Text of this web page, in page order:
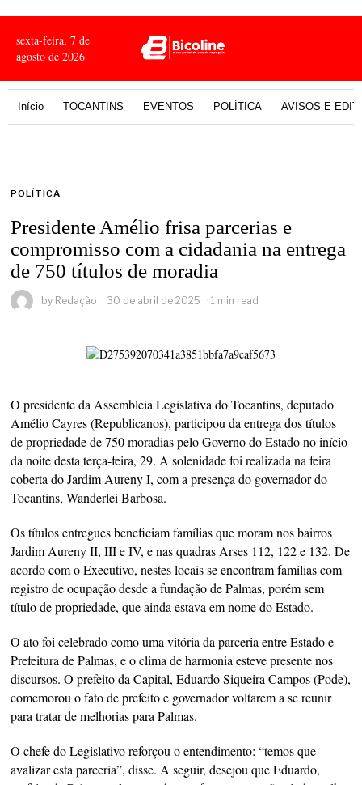
sexta-feira, 7 de
agosto de 2026
Início TOCANTINS EVENTOS POLÍTICA AVISOS E
POLÍTICA
Presidente Amélio frisa parcerias e
compromisso com a cidadania na entrega
de 750 títulos de moradia
by Redação 30 de abril de 2025 1 min read
O presidente da Assembleia Legislativa do Tocantins, deputado
Amélio Cayres (Republicanos), participou da entrega dos títulos
de propriedade de 750 moradias pelo Governo do Estado no início
da noite desta terça-feira, 29. A solenidade foi realizada na feira
coberta do Jardim Aureny I, com a presença do governador do
Tocantins, Wanderlei Barbosa.
Os títulos entregues beneficiam famílias que moram nos bairros
Jardim Aureny II, III e IV, e nas quadras Arses 112, 122 e 132. De
acordo com o Executivo, nestes locais se encontram famílias com
registro de ocupação desde a fundação de Palmas, porém sem
título de propriedade, que ainda estava em nome do Estado.
O ato foi celebrado como uma vitória da parceria entre Estado e
Prefeitura de Palmas, e o clima de harmonia esteve presente nos
discursos. O prefeito da Capital, Eduardo Siqueira Campos (Pode),
comemorou o fato de prefeito e governador voltarem a se reunir
para tratar de melhorias para Palmas.
O chefe do Legislativo reforçou o entendimento: “temos que
avalizar esta parceria”, disse. A seguir, desejou que Eduardo,